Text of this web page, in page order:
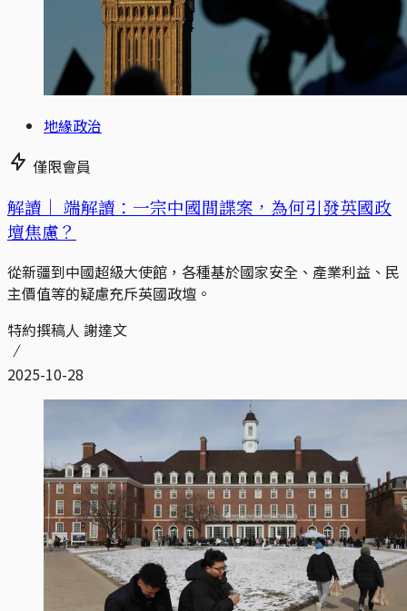
地緣政治
僅限會員
解讀｜ 端解讀：一宗中國間諜案，為何引發英國政
壇焦慮？
從新疆到中國超級大使館，各種基於國家安全、產業利益、民
主價值等的疑慮充斥英國政壇。
特約撰稿人 謝達文
2025-10-28